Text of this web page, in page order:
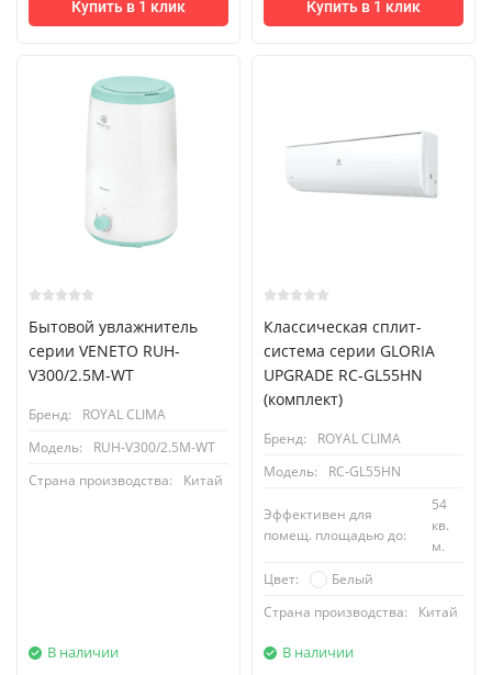
Купить в 1 клик Купить в 1 клик
Бытовой увлажнитель
серии VENETO RUH-
V300/2.5M-WT
Бренд:
ROYAL CLIMA
Модель:
RUH-V300/2.5M-WT
Страна производства:
Китай
В наличии
Классическая сплит-
система серии GLORIA
UPGRADE RC-GL55HN
(комплект)
Бренд:
ROYAL CLIMA
Модель:
RC-GL55HN
Эффективен для
помещ. площадью до:
54
кв.
м.
Цвет:
Белый
Страна производства:
Китай
В наличии